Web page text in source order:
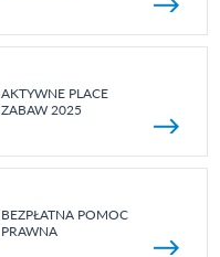
AKTYWNE PLACE
ZABAW 2025
BEZPŁATNA POMOC
PRAWNA